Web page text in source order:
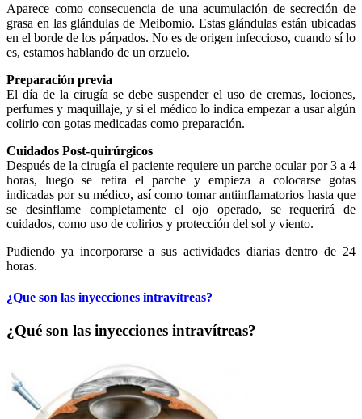
Aparece como consecuencia de una acumulación de secreción de
grasa en las glándulas de Meibomio. Estas glándulas están ubicadas
en el borde de los párpados. No es de origen infeccioso, cuando sí lo
es, estamos hablando de un orzuelo.
Preparación previa
El día de la cirugía se debe suspender el uso de cremas, lociones,
perfumes y maquillaje, y si el médico lo indica empezar a usar algún
colirio con gotas medicadas como preparación.
Cuidados Post-quirúrgicos
Después de la cirugía el paciente requiere un parche ocular por 3 a 4
horas, luego se retira el parche y empieza a colocarse gotas
indicadas por su médico, así como tomar antiinflamatorios hasta que
se desinflame completamente el ojo operado, se requerirá de
cuidados, como uso de colirios y protección del sol y viento.
Pudiendo ya incorporarse a sus actividades diarias dentro de 24
horas.
¿Que son las inyecciones intravítreas?
¿Qué son las inyecciones intravítreas?